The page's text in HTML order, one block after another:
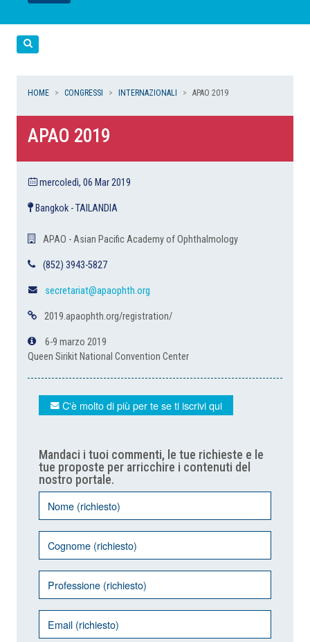
LEGGI
LEGGI
LEGGI
LEGGI
HOME CONGRESSI INTERNAZIONALI APAO 2019
APAO 2019
mercoledì, 06 Mar 2019
Bangkok - TAILANDIA
APAO - Asian Pacific Academy of Ophthalmology
(852) 3943-5827
secretariat@apaophth.org
2019.apaophth.org/registration/
6-9 marzo 2019
Queen Sirikit National Convention Center
C'è molto di più per te se ti iscrivi qui
Mandaci i tuoi commenti, le tue richieste e le
tue proposte per arricchire i contenuti del
nostro portale.